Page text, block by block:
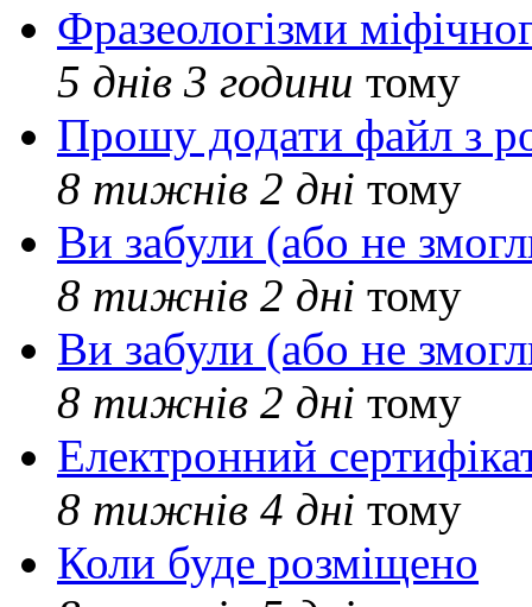
Фразеологізми
5 днів 3 години тому
Прошу додати файл з
8 тижнів 2 дні тому
Ви забули (або не
8 тижнів 2 дні тому
Ви забули (або не
8 тижнів 2 дні тому
Електронний
8 тижнів 4 дні тому
Коли буде розміщено